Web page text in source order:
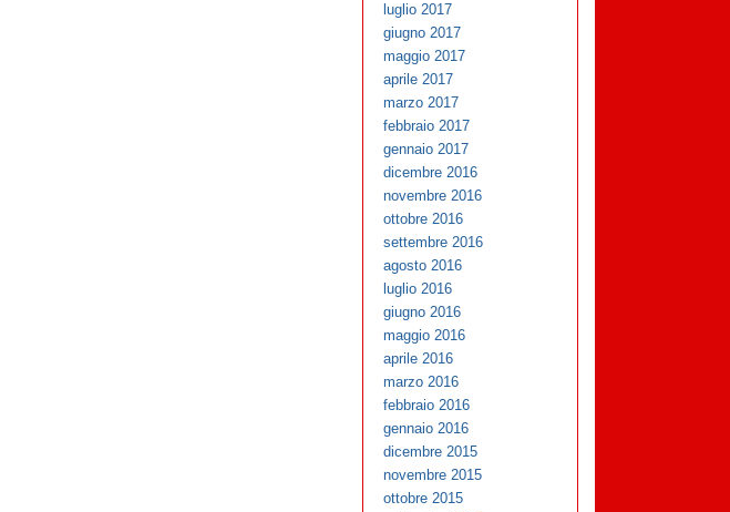
luglio 2017
giugno 2017
maggio 2017
aprile 2017
marzo 2017
febbraio 2017
gennaio 2017
dicembre 2016
novembre 2016
ottobre 2016
settembre 2016
agosto 2016
luglio 2016
giugno 2016
maggio 2016
aprile 2016
marzo 2016
febbraio 2016
gennaio 2016
dicembre 2015
novembre 2015
ottobre 2015